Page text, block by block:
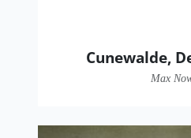
Cunewalde,
Max